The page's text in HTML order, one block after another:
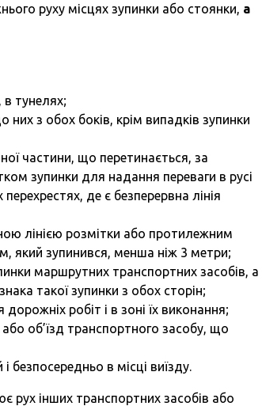
руху місцях зупинки або стоянки, а
тунелях;
них з обох боків, крім випадків зупинки
частини, що перетинається, за
зупинки для надання переваги в русі
де є безперервна лінія
лінією розмітки або протилежним
який зупинився, менша ніж 3 метри;
маршрутних транспортних засобів, а
такої зупинки з обох сторін;
робіт і в зоні їх виконання;
об’їзд транспортного засобу, що
безпосередньо в місці виїзду.
інших транспортних засобів або